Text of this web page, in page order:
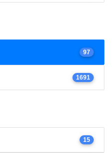
97
1691
15